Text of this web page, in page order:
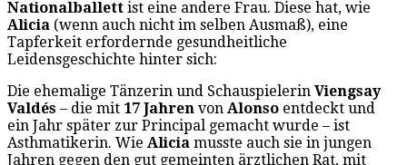
Nationalballett ist eine andere Frau. Diese hat, wie
Alicia (wenn auch nicht im selben Ausmaß), eine
Tapferkeit erfordernde gesundheitliche
Leidensgeschichte hinter sich:
Die ehemalige Tänzerin und Schauspielerin Viengsay
Valdés – die mit 17 Jahren von Alonso entdeckt und
ein Jahr später zur Principal gemacht wurde – ist
Asthmatikerin. Wie Alicia musste auch sie in jungen
Jahren gegen den gut gemeinten ärztlichen Rat, mit